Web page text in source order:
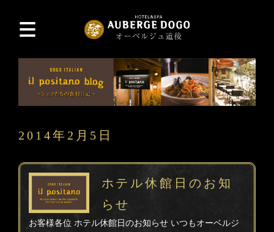
2014年2月5日
ホテル休館日のお知
らせ
お客様各位 ホテル休館日のお知らせ いつもオーベルジ